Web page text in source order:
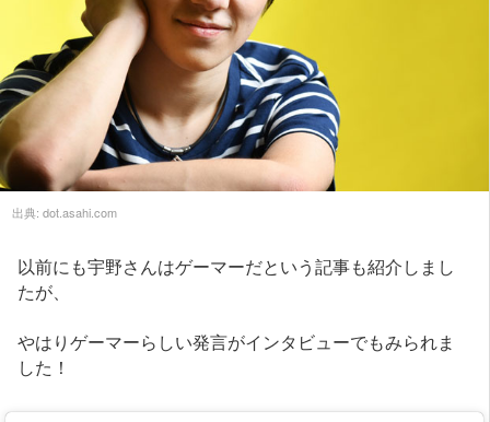
出典: dot.asahi.com
以前にも宇野さんはゲーマーだという記事も紹介しまし
たが、
やはりゲーマーらしい発言がインタビューでもみられま
した！